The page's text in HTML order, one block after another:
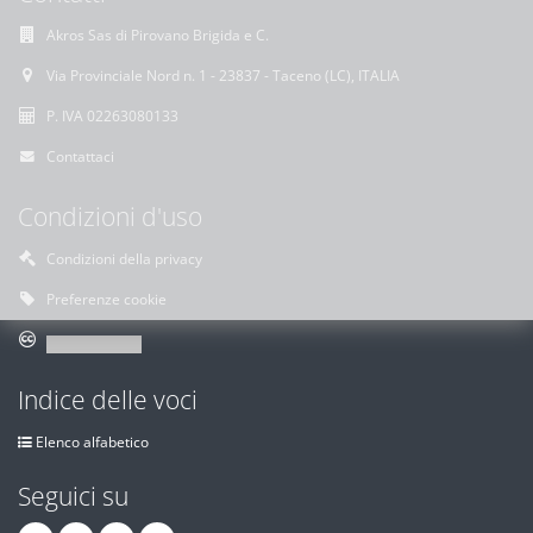
Akros Sas di Pirovano Brigida e C.
Via Provinciale Nord n. 1 - 23837 - Taceno (LC), ITALIA
P. IVA 02263080133
Contattaci
Condizioni d'uso
Condizioni della privacy
Preferenze cookie
Indice delle voci
Elenco alfabetico
Seguici su